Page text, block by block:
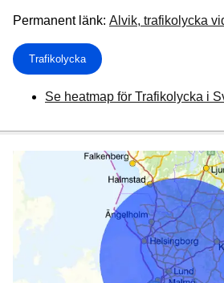
Permanent länk: Alvik, trafikolycka
Trafikolycka
Se heatmap för Trafikolycka i